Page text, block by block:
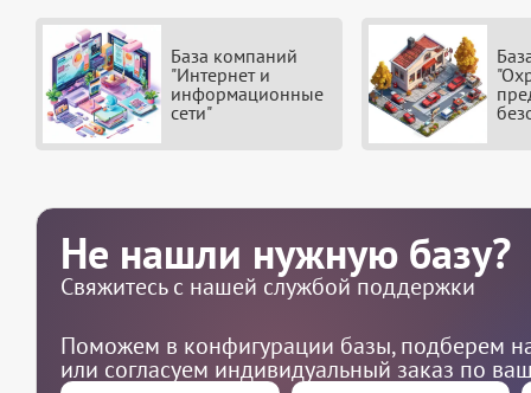
База компаний
"Интернет и
информационные
сети"
Не нашли нужную базу?
Свяжитесь с нашей службой поддержки
Поможем в конфигурации базы, подберем
или согласуем индивидуальный заказ по